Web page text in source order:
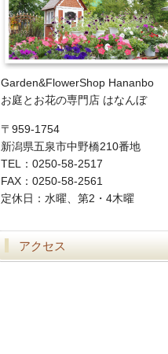
Garden&FlowerShop Hananbo
お庭とお花の専門店 はなんぼ
〒959-1754
新潟県五泉市中野橋210番地
TEL：0250-58-2517
FAX：0250-58-2561
定休日：水曜、第2・4木曜
アクセス